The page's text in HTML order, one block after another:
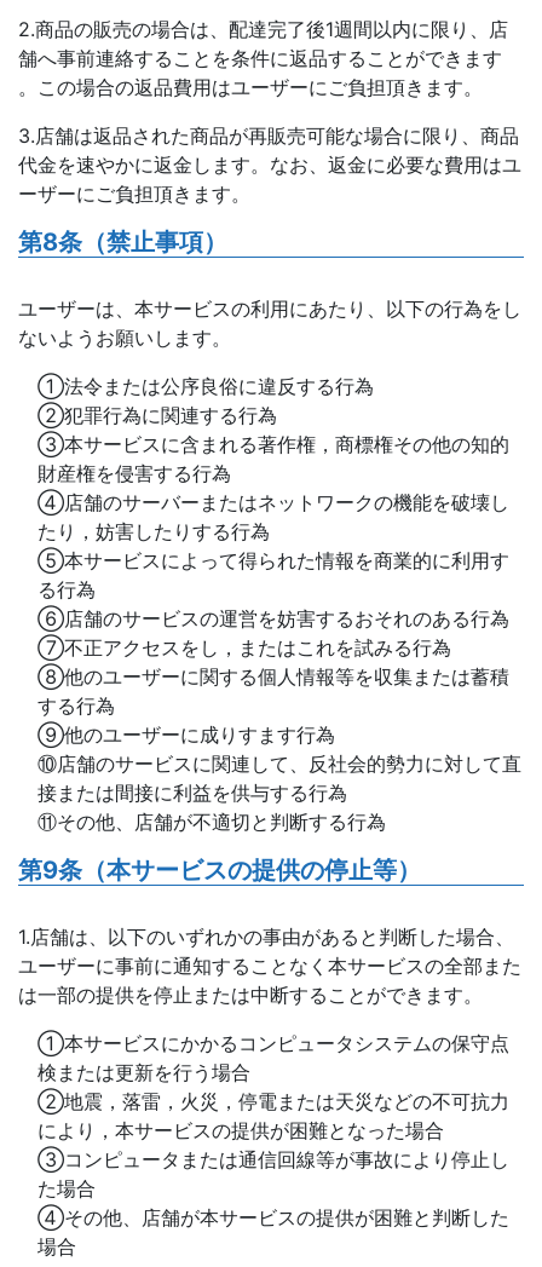
2.商品の販売の場合は、配達完了後1週間以内に限り、店
舗へ事前連絡することを条件に返品することができます
。この場合の返品費用はユーザーにご負担頂きます。
3.店舗は返品された商品が再販売可能な場合に限り、商品
代金を速やかに返金します。なお、返金に必要な費用はユ
ーザーにご負担頂きます。
第8条（禁止事項）
ユーザーは、本サービスの利用にあたり、以下の行為をし
ないようお願いします。
①法令または公序良俗に違反する行為
②犯罪行為に関連する行為
③本サービスに含まれる著作権，商標権その他の知的
財産権を侵害する行為
④店舗のサーバーまたはネットワークの機能を破壊し
たり，妨害したりする行為
⑤本サービスによって得られた情報を商業的に利用す
る行為
⑥店舗のサービスの運営を妨害するおそれのある行為
⑦不正アクセスをし，またはこれを試みる行為
⑧他のユーザーに関する個人情報等を収集または蓄積
する行為
⑨他のユーザーに成りすます行為
⑩店舗のサービスに関連して、反社会的勢力に対して直
接または間接に利益を供与する行為
⑪その他、店舗が不適切と判断する行為
第9条（本サービスの提供の停止等）
1.店舗は、以下のいずれかの事由があると判断した場合、
ユーザーに事前に通知することなく本サービスの全部また
は一部の提供を停止または中断することができます。
①本サービスにかかるコンピュータシステムの保守点
検または更新を行う場合
②地震，落雷，火災，停電または天災などの不可抗力
により，本サービスの提供が困難となった場合
③コンピュータまたは通信回線等が事故により停止し
た場合
④その他、店舗が本サービスの提供が困難と判断した
場合